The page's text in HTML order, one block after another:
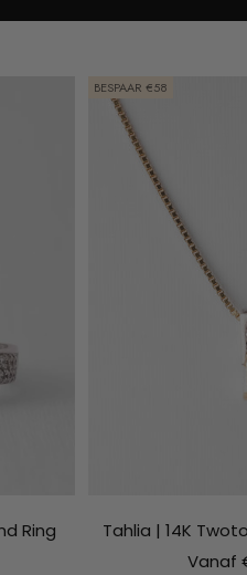
Ring
BESPAAR €58
Tahlia | 14K
Vanaf